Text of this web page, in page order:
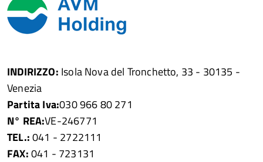
Twitter
su
Facebook
Condividi
su
Whatsapp
INDIRIZZO: Isola Nova del Tronchetto, 33 - 30135 -
Venezia
Partita Iva:030 966 80 271
N° REA:VE-246771
TEL.:041 - 2722111
FAX:041 - 723131